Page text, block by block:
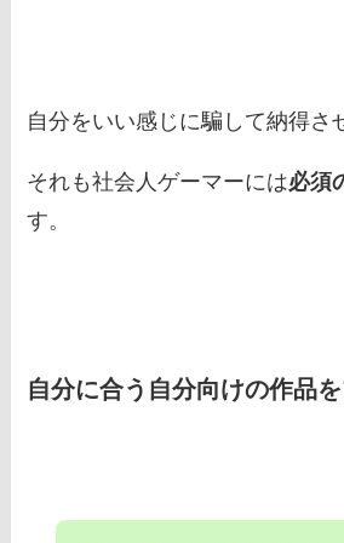
自分をいい感じに騙して納得さ
それも社会人ゲーマーには必須
す。
自分に合う自分向けの作品